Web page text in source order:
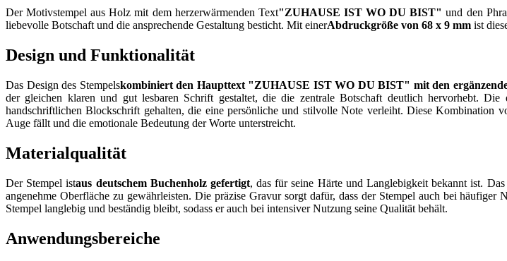
Der Motivstempel aus Holz mit dem herzerwärmenden Text"ZUHAUSE IST WO DU BIST" und den
liebevolle Botschaft und die ansprechende Gestaltung besticht. Mit einerAbdruckgröße von 68 x 9 mm ist
Design und Funktionalität
Das Design des Stempelskombiniert den Haupttext "ZUHAUSE IST WO DU BIST" mit den
der gleichen klaren und gut lesbaren Schrift gestaltet, die die zentrale Botschaft deutlich hervorhebt.
handschriftlichen Blockschrift gehalten, die eine persönliche und stilvolle Note verleiht. Diese Kombination
Auge fällt und die emotionale Bedeutung der Worte unterstreicht.
Materialqualität
Der Stempel istaus deutschem Buchenholz gefertigt, das für seine Härte und Langlebigkeit bekannt ist.
angenehme Oberfläche zu gewährleisten. Die präzise Gravur sorgt dafür, dass der Stempel auch bei
Stempel langlebig und beständig bleibt, sodass er auch bei intensiver Nutzung seine Qualität behält.
Anwendungsbereiche